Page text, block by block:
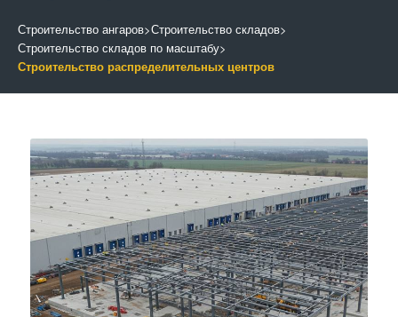
Строительство ангаров>Строительство складов>
Строительство складов по масштабу>
Строительство распределительных центров